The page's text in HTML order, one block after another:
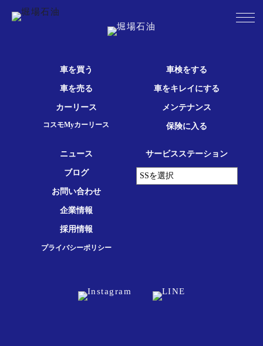
車を買う
車を売る
カーリース
コスモMyカーリース
車検をする
車をキレイにする
メンテナンス
保険に入る
ニュース
ブログ
お問い合わせ
企業情報
採用情報
プライバシーポリシー
サービスステーション